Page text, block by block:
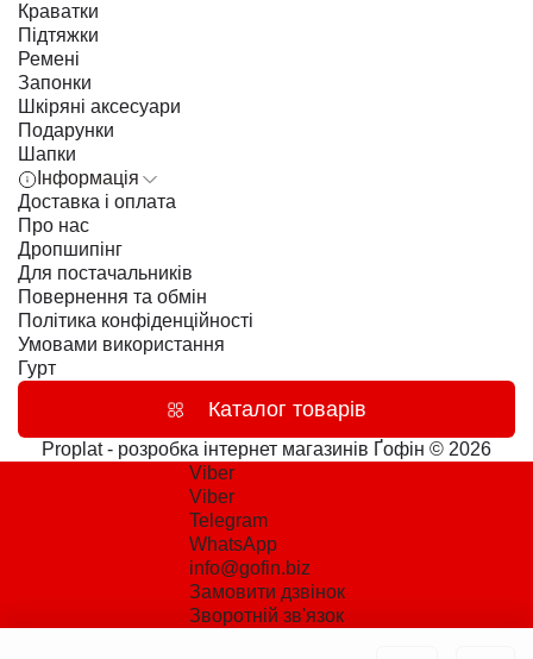
Краватки
Підтяжки
Ремені
Запонки
Шкіряні аксесуари
Подарунки
Шапки
Інформація
Доставка і оплата
Про нас
Дропшипінг
Для постачальників
Повернення та обмін
Політика конфіденційності
Умовами використання
Гурт
Каталог товарів
Proplat - розробка інтернет магазинів Ґофін © 2026
Viber
Viber
Telegram
WhatsApp
info@gofin.biz
Замовити дзвінок
Зворотній зв'язок